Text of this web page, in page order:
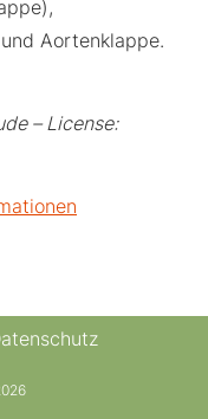
Aortenklappe.
– License: